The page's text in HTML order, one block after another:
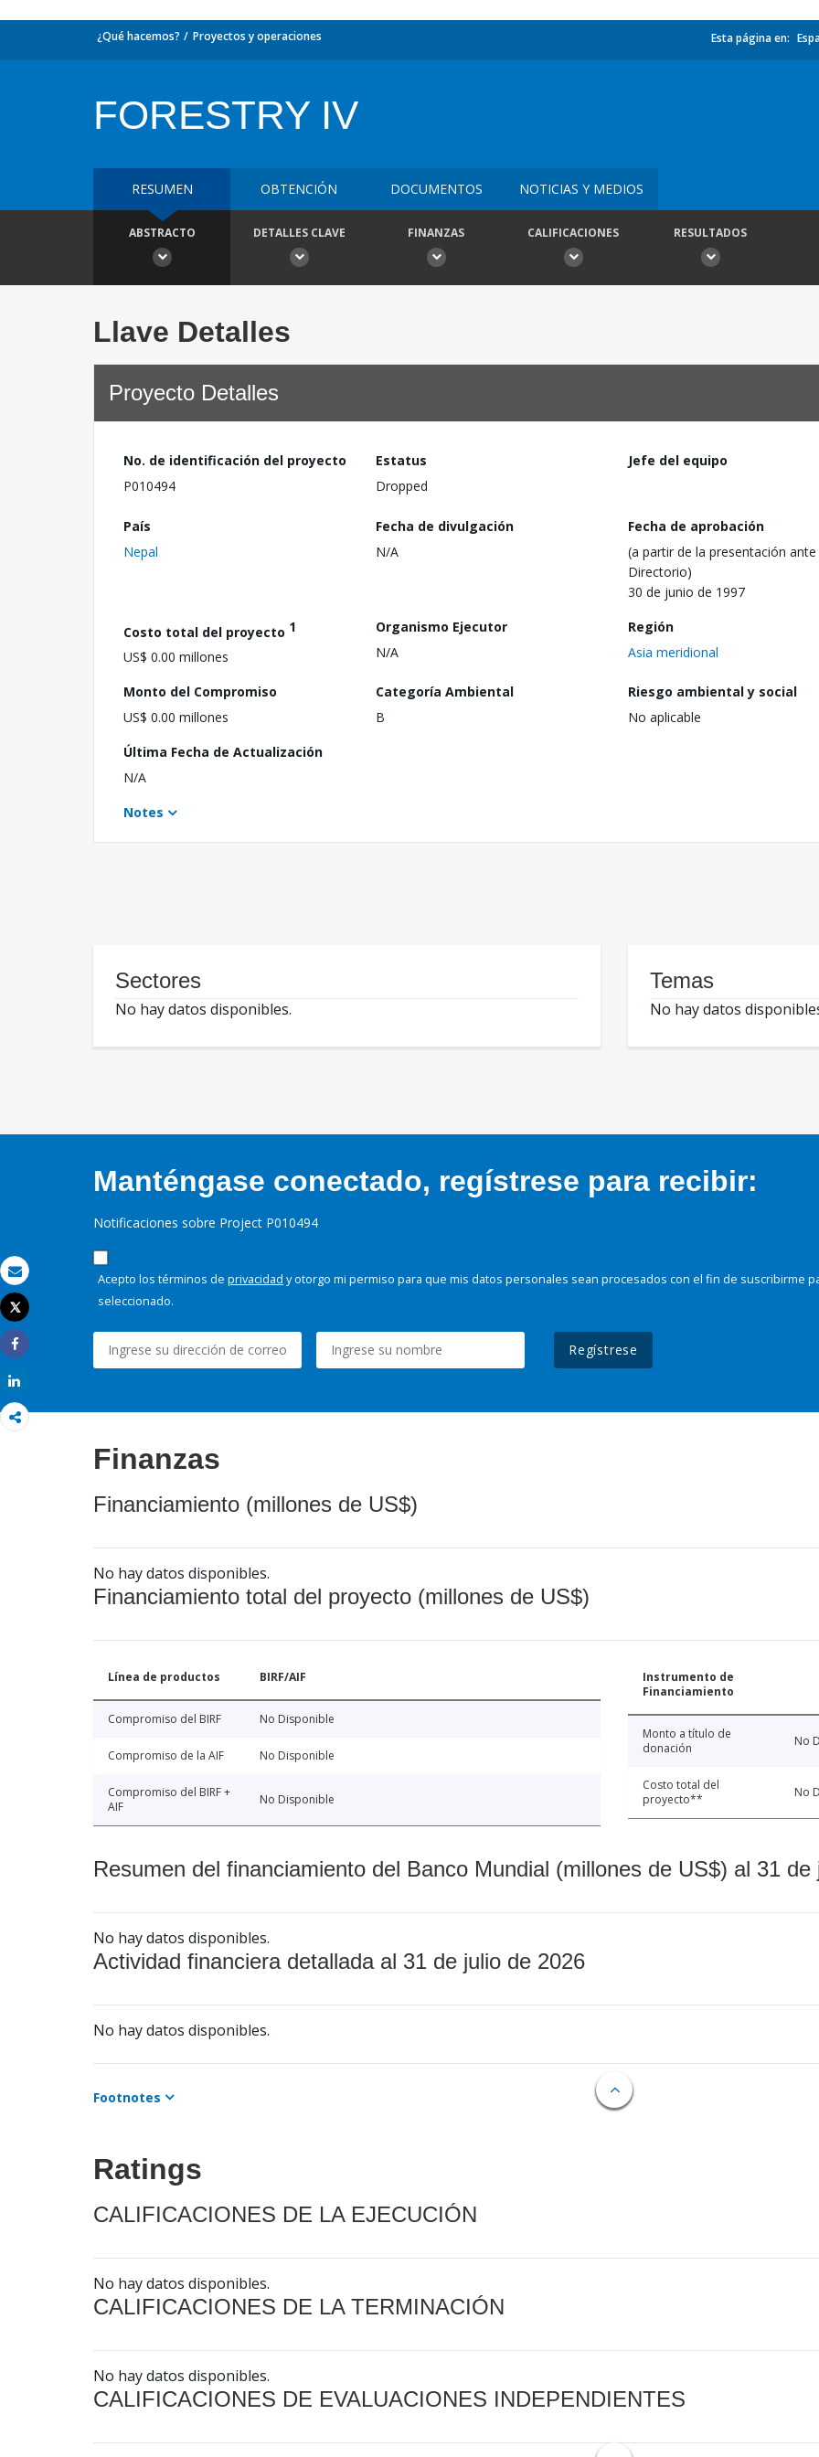
Correo electrónico
Imprimir
Tweet
Share
¿Qué hacemos? Proyectos y operaciones Esta página en:
FORESTRY IV
RESUMEN OBTENCIÓN DOCUMENTOS NOTICIAS Y MEDIOS
ABSTRACTO DETALLES CLAVE FINANZAS CALIFICACIONES RESULTADOS
Llave Detalles
Proyecto Detalles
No. de identificación del proyecto
P010494
Estatus
Dropped
Jefe del equipo
País
Nepal
Fecha de divulgación
N/A
Fecha de aprobación
(a partir de la presentación ante
Directorio)
30 de junio de 1997
Costo total del proyecto 1
US$ 0.00 millones
Organismo Ejecutor
N/A
Región
Asia meridional
Monto del Compromiso
US$ 0.00 millones
Categoría Ambiental
B
Riesgo ambiental y social
No aplicable
Última Fecha de Actualización
N/A
Notes
Sectores
No hay datos disponibles.
Temas
No hay datos
Manténgase conectado, regístrese para recibir:
Notificaciones sobre Project P010494
Acepto los términos de privacidad y otorgo mi permiso para que mis datos personales sean procesados con el fin de suscribirme
seleccionado.
Regístrese
Finanzas
Financiamiento (millones de US$)
No hay datos disponibles.
Financiamiento total del proyecto (millones de US$)
Línea de productos BIRF/AIF
Compromiso del BIRF No Disponible
Compromiso de la AIF No Disponible
Compromiso del BIRF +
AIF
No Disponible
Instrumento de
Financiamiento
Monto a título de
donación
No
Costo total del
proyecto**
No
Resumen del financiamiento del Banco Mundial (millones de US$) al 31 de
No hay datos disponibles.
Actividad financiera detallada al 31 de julio de 2026
No hay datos disponibles.
Footnotes
Ratings
CALIFICACIONES DE LA EJECUCIÓN
No hay datos disponibles.
CALIFICACIONES DE LA TERMINACIÓN
No hay datos disponibles.
CALIFICACIONES DE EVALUACIONES INDEPENDIENTES